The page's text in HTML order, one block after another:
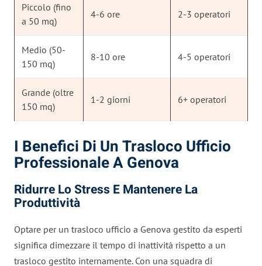
Piccolo (fino
a 50 mq)
4-6 ore 2-3 operatori
Medio (50-
150 mq)
8-10 ore 4-5 operatori
Grande (oltre
150 mq)
1-2 giorni 6+ operatori
I Benefici Di Un Trasloco Ufficio
Professionale A Genova
Ridurre Lo Stress E Mantenere La
Produttività
Optare per un trasloco ufficio a Genova gestito da esperti
significa dimezzare il tempo di inattività rispetto a un
trasloco gestito internamente. Con una squadra di